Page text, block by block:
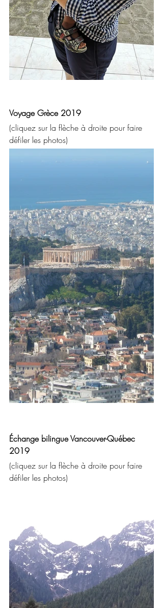
Voyage Grèce 2019
(cliquez sur la flèche à droite pour faire
défiler les photos)
Échange bilingue Vancouver-Québec
2019
(cliquez sur la flèche à droite pour faire
défiler les photos)